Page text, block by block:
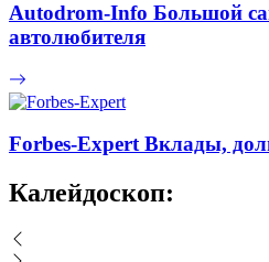
Autodrom-Info Большой
автолюбителя
Forbes-Expert Вклады,
Калейдоскоп: